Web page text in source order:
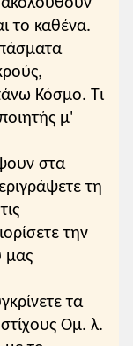
το καθένα.
Κόσμο. Τι
μ'
στα
τη
την
μας
τα
Ομ. λ.